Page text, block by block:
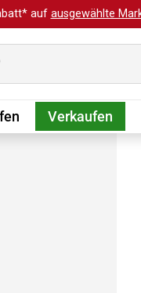
auf ausgewählte
Verkaufen